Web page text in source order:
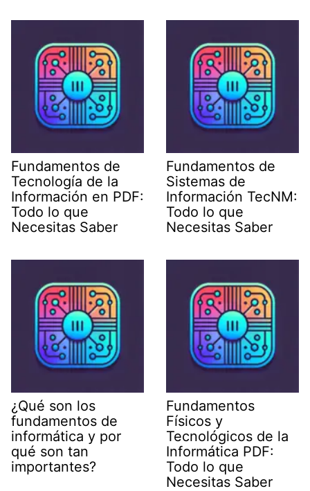
Fundamentos de
Tecnología de la
Información en PDF:
Todo lo que
Necesitas Saber
Fundamentos de
Sistemas de
Información TecNM:
Todo lo que
Necesitas Saber
¿Qué son los
fundamentos de
informática y por
qué son tan
importantes?
Fundamentos
Físicos y
Tecnológicos de la
Informática PDF:
Todo lo que
Necesitas Saber